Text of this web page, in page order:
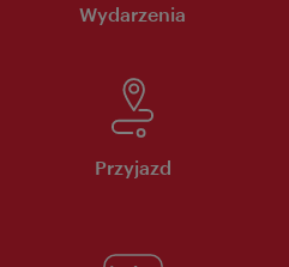
Wydarzenia
Przyjazd